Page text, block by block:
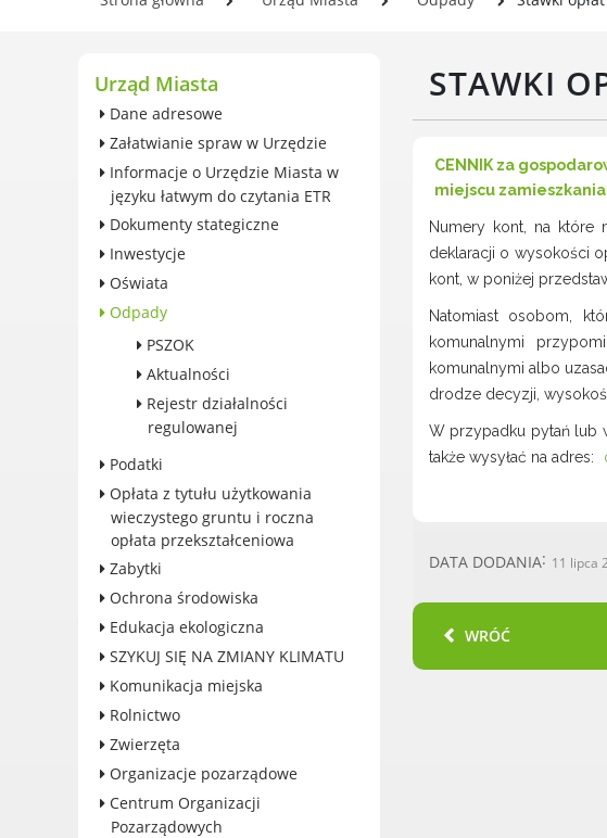
wieczystego gruntu i roczna
Ochrona środowiska
Edukacja ekologiczna
SZYKUJ SIĘ NA ZMIANY
KLIMATU
Komunikacja miejska
Rolnictwo
Zwierzęta
Organizacje pozarządowe
Centrum Organizacji
Pozarządowych
Karty honorowane w Luboniu
Duża Rodzina
Konsultacje społeczne i
ewaluacje
Luboński Budżet Obywatelski
Konkursy miejskie
Fundusze UE i krajowe
GKRPA/Centrum Wsparcia i
Pomocy Rodzinie
BEZPIECZEŃSTWO
Zdrowie
Porady prawne
Wydarzenia
WYBORY
Likwidacja barier - seniorzy i
osoby z
niepełnosprawnościami
Serwisy mapowe
Ogłoszenia o
Plaża Miejska przy
w Luboniu
STAWKI
CENNIK za
miejscu
Numery kont, na które
deklaracji o wysokości
kont, w poniżej
Natomiast osobom,
komunalnymi
komunalnymi albo
drodze decyzji,
W przypadku pytań lub
także wysyłać na adres:
DATA DODANIA 11 lipca
WRÓĆ
Urząd Miasta
Dane adresowe
Załatwianie spraw w Urzędzie
Informacje o Urzędzie Miasta w
języku łatwym do czytania ETR
Dokumenty stategiczne
Inwestycje
Oświata
Odpady
PSZOK
Aktualności
Rejestr działalności
regulowanej
Podatki
Opłata z tytułu użytkowania
wieczystego gruntu i roczna
opłata przekształceniowa
Zabytki
Ochrona środowiska
Edukacja ekologiczna
SZYKUJ SIĘ NA ZMIANY KLIMATU
Komunikacja miejska
Rolnictwo
Zwierzęta
Organizacje pozarządowe
Centrum Organizacji
Pozarządowych